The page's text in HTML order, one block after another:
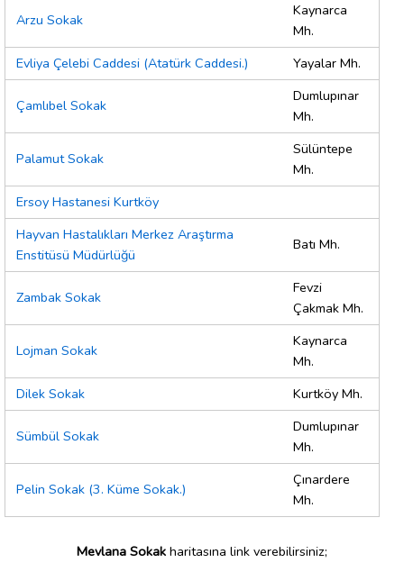
Arzu Sokak
Kaynarca
Mh.
Evliya Çelebi Caddesi (Atatürk Caddesi.)
Yayalar Mh.
Çamlıbel Sokak
Dumlupınar
Mh.
Palamut Sokak
Sülüntepe
Mh.
Ersoy Hastanesi Kurtköy
Hayvan Hastalıkları Merkez Araştırma
Enstitüsü Müdürlüğü
Batı Mh.
Zambak Sokak
Fevzi
Çakmak Mh.
Lojman Sokak
Kaynarca
Mh.
Dilek Sokak
Kurtköy Mh.
Sümbül Sokak
Dumlupınar
Mh.
Pelin Sokak (3. Küme Sokak.)
Çınardere
Mh.
Mevlana Sokak haritasına link verebilirsiniz;